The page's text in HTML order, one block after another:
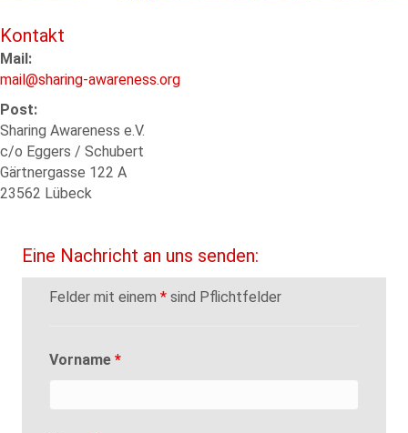
Kontakt
Mail:
mail@sharing-awareness.org
Post:
Sharing Awareness e.V.
c/o Eggers / Schubert
Gärtnergasse 122 A
23562 Lübeck
Eine Nachricht an uns senden:
Felder mit einem * sind Pflichtfelder
Vorname *